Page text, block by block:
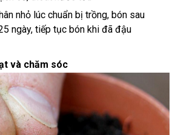
nhỏ lúc chuẩn bị trồng, bón sau
ngày, tiếp tục bón khi đã đậu
và chăm sóc